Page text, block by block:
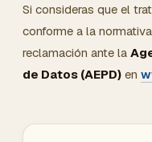
Si consideras que el
conforme a la
reclamación ante la
de Datos (AEPD) en